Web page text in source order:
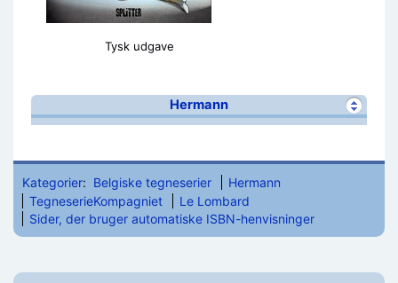
Tysk udgave
Hermann
Kategorier: Belgiske tegneserier
Hermann
TegneserieKompagniet
Le Lombard
Sider, der bruger automatiske ISBN-henvisninger